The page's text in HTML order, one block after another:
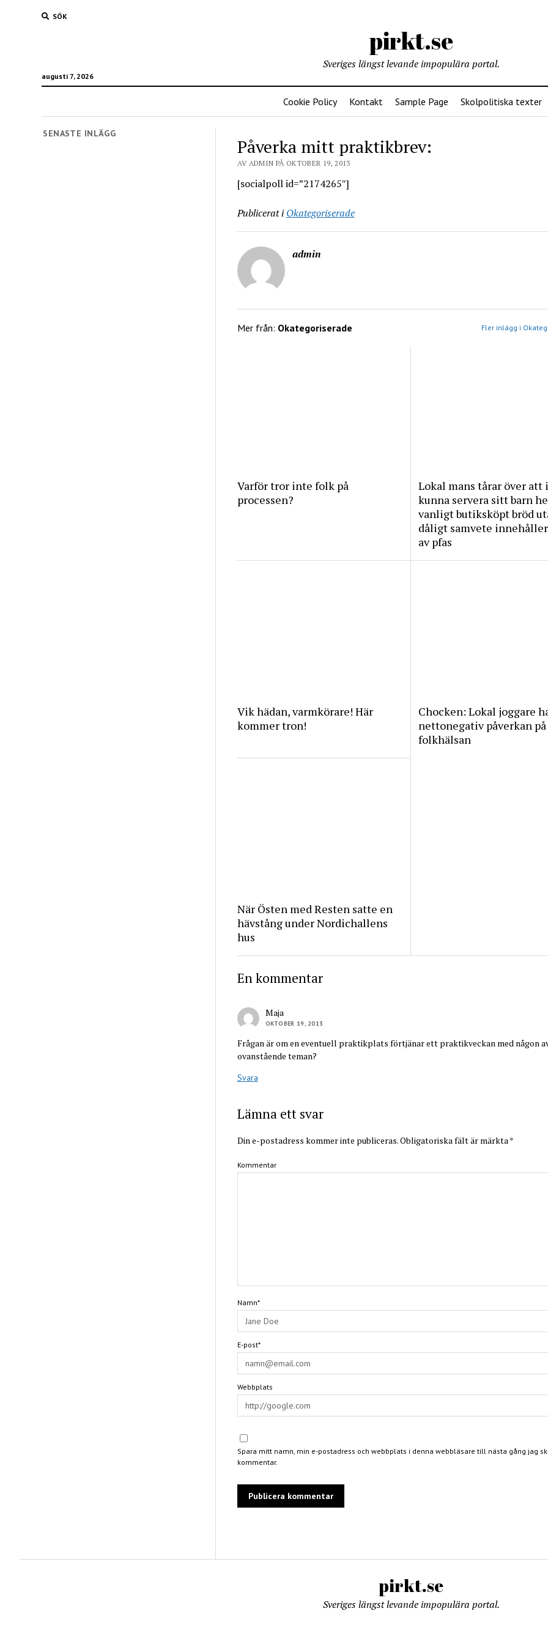
SÖK
pirkt.se
augusti 7, 2026
Sveriges längst levande impopulära portal.
Cookie Policy Kontakt Sample Page Skolpolitiska texter
SENASTE INLÄGG
Påverka mitt praktikbrev:
AV ADMIN PÅ OKTOBER 19, 2013
[socialpoll id=”2174265″]
Publicerat i Okategoriserade
admin
Mer från: Okategoriserade Fler inlägg i
Varför tror inte folk på
processen?
Lokal mans tårar över att
kunna servera sitt barn
vanligt butiksköpt bröd
dåligt samvete
av pfas
Vik hädan, varmkörare! Här
kommer tron!
Chocken: Lokal joggare
nettonegativ påverkan på
folkhälsan
När Östen med Resten satte en
hävstång under Nordichallens
hus
En kommentar
Maja
OKTOBER 19, 2013
Frågan är om en eventuell praktikplats förtjänar ett praktikveckan med någon
ovanstående teman?
Svara
Lämna ett svar
Din e-postadress kommer inte publiceras.Obligatoriska fält är märkta*
Kommentar
Namn*
E-post*
Webbplats
Spara mitt namn, min e-postadress och webbplats i denna webbläsare till nästa gång jag
kommentar.
pirkt.se
Sveriges längst levande impopulära portal.